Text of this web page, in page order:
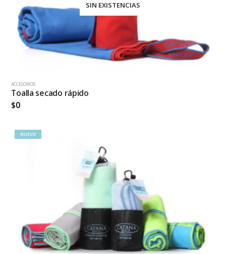
SIN EXISTENCIAS
ACCESORIOS
Toalla secado rápido
$0
NUEVO